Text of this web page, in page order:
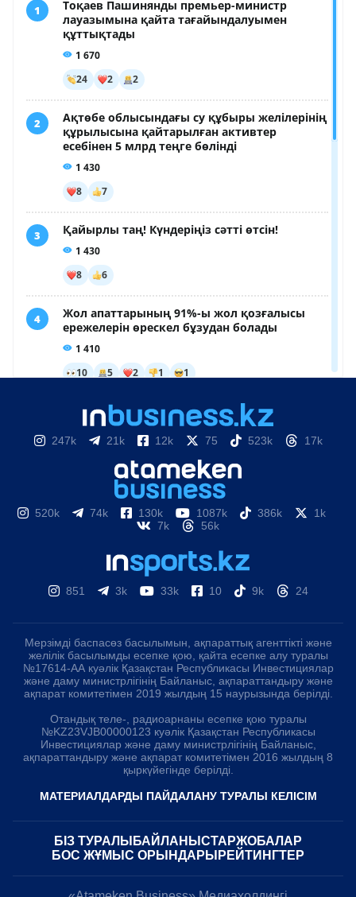
247k 21k 12k 75 523k 17k
520k 74k 130k 1087k 386k
1k
7k
56k
851 3k 33k 10 9k 24
Мерзімді баспасөз басылымын, ақпараттық агенттікті және
желілік басылымды есепке қою, қайта есепке алу туралы
№17614-АА куәлік Қазақстан Республикасы Инвестициялар
және даму министрлігінің Байланыс, ақпараттандыру және
ақпарат комитетімен 2019 жылдың 15 наурызында берілді.
Отандық теле-, радиоарнаны есепке қою туралы
№KZ23VJB00000123 куәлік Қазақстан Республикасы
Инвестициялар және даму министрлігінің Байланыс,
ақпараттандыру және ақпарат комитетімен 2016 жылдың 8
қыркүйегінде берілді.
МАТЕРИАЛДАРДЫ ПАЙДАЛАНУ ТУРАЛЫ КЕЛІСІМ
БІЗ ТУРАЛЫ БАЙЛАНЫСТАРЖОБАЛАР
БОС ЖҰМЫС ОРЫНДАРЫ РЕЙТИНГТЕР